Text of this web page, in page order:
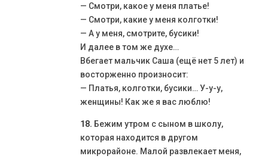
— Смотри, какое у меня платье!
— Смотри, какие у меня колготки!
— А у меня, смотрите, бусики!
И далее в том же духе…
Вбегает мальчик Саша (ещё нет 5 лет) и
восторженно произносит:
— Платья, колготки, бусики… У-у-у,
женщины! Как же я вас люблю!
18. Бежим утром с сыном в школу,
которая находится в другом
микрорайоне. Малой развлекает меня,